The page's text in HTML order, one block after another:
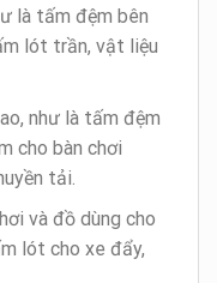
là tấm đệm bên
lót trần, vật liệu
như là tấm đệm
cho bàn chơi
tải.
và đồ dùng cho
lót cho xe đẩy,